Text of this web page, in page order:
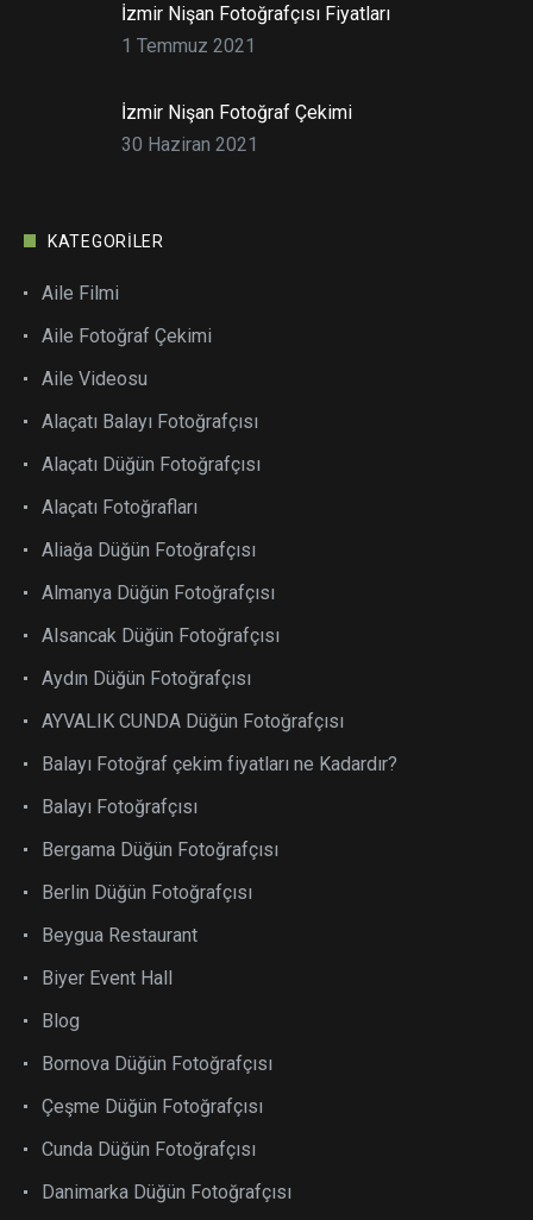
İzmir Nişan Fotoğrafçısı Fiyatları
1 Temmuz 2021
İzmir Nişan Fotoğraf Çekimi
30 Haziran 2021
KATEGORILER
Aile Filmi
Aile Fotoğraf Çekimi
Aile Videosu
Alaçatı Balayı Fotoğrafçısı
Alaçatı Düğün Fotoğrafçısı
Alaçatı Fotoğrafları
Aliağa Düğün Fotoğrafçısı
Almanya Düğün Fotoğrafçısı
Alsancak Düğün Fotoğrafçısı
Aydın Düğün Fotoğrafçısı
AYVALIK CUNDA Düğün Fotoğrafçısı
Balayı Fotoğraf çekim fiyatları ne Kadardır?
Balayı Fotoğrafçısı
Bergama Düğün Fotoğrafçısı
Berlin Düğün Fotoğrafçısı
Beygua Restaurant
Biyer Event Hall
Blog
Bornova Düğün Fotoğrafçısı
Çeşme Düğün Fotoğrafçısı
Cunda Düğün Fotoğrafçısı
Danimarka Düğün Fotoğrafçısı